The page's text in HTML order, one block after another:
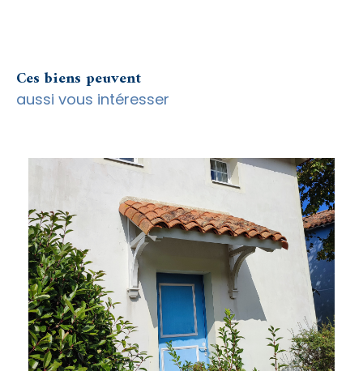
Ces biens peuvent
aussi vous intéresser